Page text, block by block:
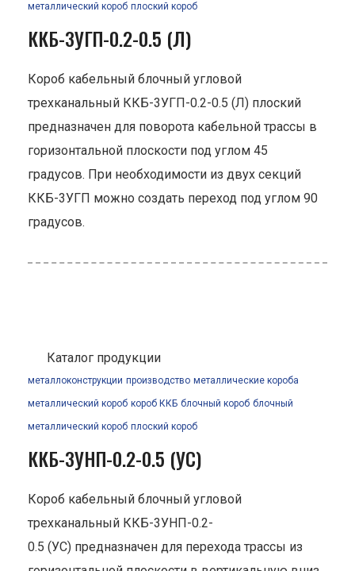
металлический короб плоский короб
ККБ-3УГП-0.2-0.5 (Л)
Короб кабельный блочный угловой
трехканальный ККБ-3УГП-0.2-0.5 (Л) плоский
предназначен для поворота кабельной трассы в
горизонтальной плоскости под углом 45
градусов. При необходимости из двух секций
ККБ-3УГП можно создать переход под углом 90
градусов.
Каталог продукции
металлоконструкции производство металлические короба
металлический короб короб ККБ блочный короб блочный
металлический короб плоский короб
ККБ-3УНП-0.2-0.5 (УС)
Короб кабельный блочный угловой
трехканальный ККБ-3УНП-0.2-
0.5 (УС) предназначен для перехода трассы из